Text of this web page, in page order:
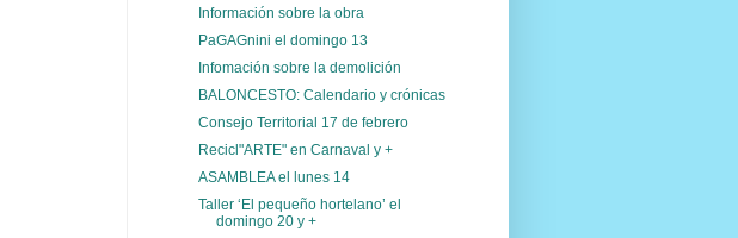
Información sobre la obra
PaGAGnini el domingo 13
Infomación sobre la demolición
BALONCESTO: Calendario y crónicas
Consejo Territorial 17 de febrero
Recicl"ARTE" en Carnaval y +
ASAMBLEA el lunes 14
Taller ‘El pequeño hortelano’ el
domingo 20 y +